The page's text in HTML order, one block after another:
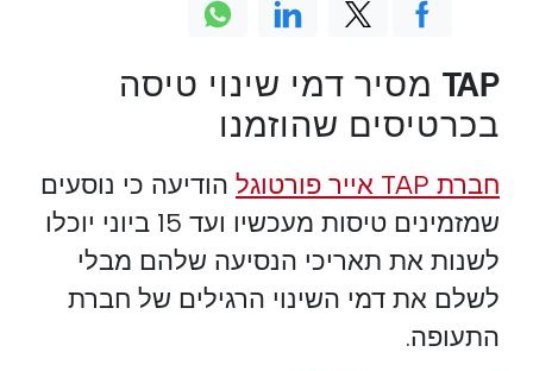
TAP מסיר דמי שינוי טיסה
בכרטיסים שהוזמנו
חברת TAP אייר פורטוגל
הודיעה כי נוסעים
שמזמינים טיסות מעכשיו ועד 15 ביוני יוכלו
לשנות את תאריכי הנסיעה שלהם מבלי
לשלם את דמי השינוי הרגילים של חברת
התעופה.